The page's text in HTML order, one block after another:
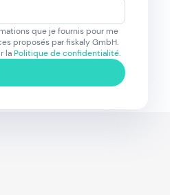
que je fournis pour me
proposés par fiskaly GmbH.
laPolitique de confidentialité.